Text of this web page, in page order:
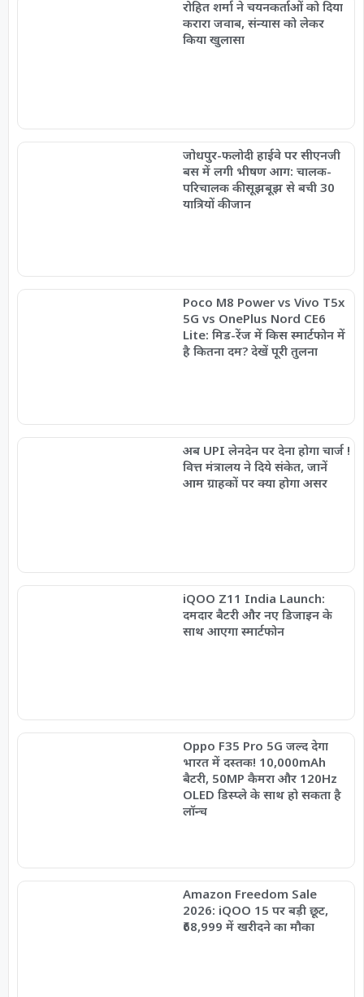
रोहित शर्मा ने चयनकर्ताओं को दिया
करारा जवाब, संन्यास को लेकर
किया खुलासा
जोधपुर-फलोदी हाईवे पर सीएनजी
बस में लगी भीषण आग: चालक-
परिचालक की सूझबूझ से बची 30
यात्रियों की जान
Poco M8 Power vs Vivo T5x
5G vs OnePlus Nord CE6
Lite: मिड-रेंज में किस स्मार्टफोन में
है कितना दम? देखें पूरी तुलना
अब UPI लेनदेन पर देना होगा चार्ज !
वित्त मंत्रालय ने दिये संकेत, जानें
आम ग्राहकों पर क्या होगा असर
iQOO Z11 India Launch:
दमदार बैटरी और नए डिजाइन के
साथ आएगा स्मार्टफोन
Oppo F35 Pro 5G जल्द देगा
भारत में दस्तक! 10,000mAh
बैटरी, 50MP कैमरा और 120Hz
OLED डिस्प्ले के साथ हो सकता है
लॉन्च
Amazon Freedom Sale
2026: iQOO 15 पर बड़ी छूट,
₹68,999 में खरीदने का मौका